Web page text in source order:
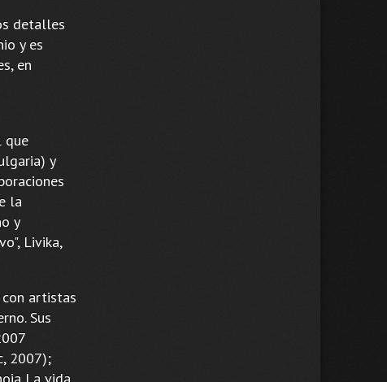
detalles
y es
en
que
y
la
y
Livika,
artistas
Sus
2007);